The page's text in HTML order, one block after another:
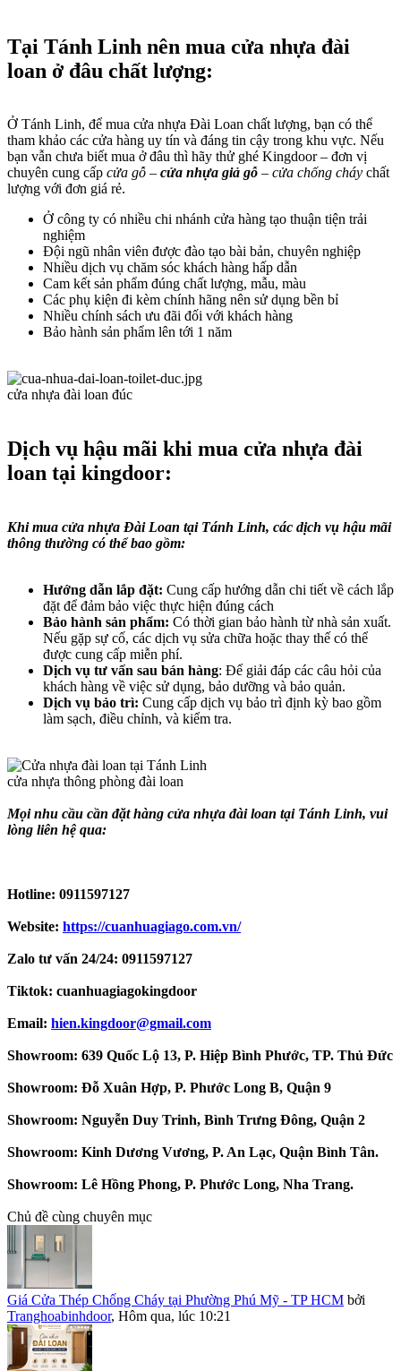
Tại Tánh Linh nên mua cửa nhựa đài
loan ở đâu chất lượng:
Ở Tánh Linh, để mua cửa nhựa Đài Loan chất lượng, bạn có thể
tham khảo các cửa hàng uy tín và đáng tin cậy trong khu vực. Nếu
bạn vẫn chưa biết mua ở đâu thì hãy thử ghé Kingdoor – đơn vị
chuyên cung cấp cửa gỗ – cửa nhựa giả gỗ – cửa chống cháy chất
lượng với đơn giá rẻ.
Ở công ty có nhiều chi nhánh cửa hàng tạo thuận tiện trải
nghiệm
Đội ngũ nhân viên được đào tạo bài bản, chuyên nghiệp
Nhiều dịch vụ chăm sóc khách hàng hấp dẫn
Cam kết sản phẩm đúng chất lượng, mẫu, màu
Các phụ kiện đi kèm chính hãng nên sử dụng bền bỉ
Nhiều chính sách ưu đãi đối với khách hàng
Bảo hành sản phẩm lên tới 1 năm
cửa nhựa đài loan đúc
Dịch vụ hậu mãi khi mua cửa nhựa đài
loan tại kingdoor:
Khi mua cửa nhựa Đài Loan tại Tánh Linh, các dịch vụ hậu mãi
thông thường có thể bao gồm:
Hướng dẫn lắp đặt: Cung cấp hướng dẫn chi tiết về cách lắp
đặt để đảm bảo việc thực hiện đúng cách
Bảo hành sản phẩm: Có thời gian bảo hành từ nhà sản xuất.
Nếu gặp sự cố, các dịch vụ sửa chữa hoặc thay thế có thể
được cung cấp miễn phí.
Dịch vụ tư vấn sau bán hàng: Để giải đáp các câu hỏi của
khách hàng về việc sử dụng, bảo dưỡng và bảo quản.
Dịch vụ bảo trì: Cung cấp dịch vụ bảo trì định kỳ bao gồm
làm sạch, điều chỉnh, và kiểm tra.
cửa nhựa thông phòng đài loan
Mọi nhu cầu cần đặt hàng cửa nhựa đài loan tại Tánh Linh, vui
lòng liên hệ qua:
Hotline: 0911597127
Website: https://cuanhuagiago.com.vn/
Zalo tư vấn 24/24: 0911597127
Tiktok: cuanhuagiagokingdoor
Email: hien.kingdoor@gmail.com
Showroom: 639 Quốc Lộ 13, P. Hiệp Bình Phước, TP. Thủ Đức
Showroom: Đỗ Xuân Hợp, P. Phước Long B, Quận 9
Showroom: Nguyễn Duy Trinh, Bình Trưng Đông, Quận 2
Showroom: Kinh Dương Vương, P. An Lạc, Quận Bình Tân.
Showroom: Lê Hồng Phong, P. Phước Long, Nha Trang.
Chủ đề cùng chuyên mục
Giá Cửa Thép Chống Cháy tại Phường Phú Mỹ - TP HCM bởi
Tranghoabinhdoor, Hôm qua, lúc 10:21